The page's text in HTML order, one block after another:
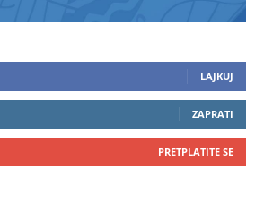
LAJKUJ
ZAPRATI
PRETPLATITE SE